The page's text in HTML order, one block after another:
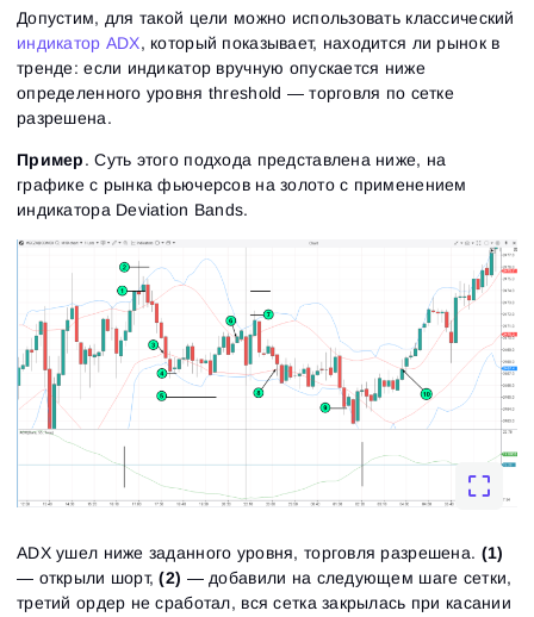
Допустим, для такой цели можно использовать классический
индикатор ADX, который показывает, находится ли рынок в
тренде: если индикатор вручную опускается ниже
определенного уровня threshold — торговля по сетке
разрешена.
Пример. Суть этого подхода представлена ниже, на
графике с рынка фьючерсов на золото с применением
индикатора Deviation Bands.
ADX ушел ниже заданного уровня, торговля разрешена. (1)
— открыли шорт,(2) — добавили на следующем шаге сетки,
третий ордер не сработал, вся сетка закрылась при касании